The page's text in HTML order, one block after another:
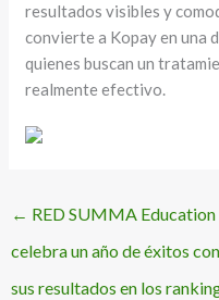
resultados visibles y
convierte a Kopay en una
quienes buscan un
realmente efectivo.
← RED SUMMA Education
celebra un año de éxitos con
sus resultados en los